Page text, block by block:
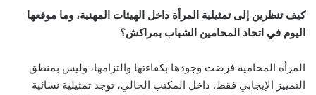
كيف تنظرين إلى تمثيلية المرأة داخل الهيئات المهنية، وما موقعها
اليوم في اتحاد المحامين الشباب بمراكش؟
المرأة المحامية فرضت وجودها بكفاءتها والتزامها، وليس بمنطق
التمييز الإيجابي فقط. داخل المكتب الحالي، توجد تمثيلية نسائية